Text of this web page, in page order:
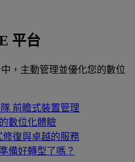
平台
，主動管理並優化您的數位
前瞻式裝置管理
數位化體驗
修復與卓越的服務
準備好轉型了嗎？